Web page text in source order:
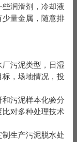
润滑剂，冷却液
量金属，随意排
污泥类型，日湿
，场地情况，投
污泥样本化验分
对多种处理技术
生产污泥脱水处